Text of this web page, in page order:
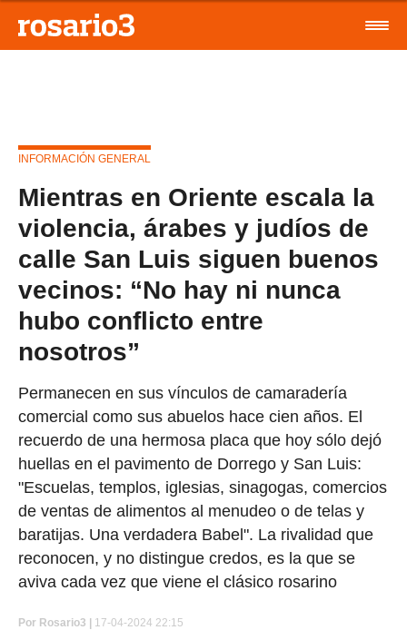
INFORMACIÓN GENERAL
Mientras en Oriente escala la
violencia, árabes y judíos de
calle San Luis siguen buenos
vecinos: “No hay ni nunca
hubo conflicto entre
nosotros”
Permanecen en sus vínculos de camaradería
comercial como sus abuelos hace cien años. El
recuerdo de una hermosa placa que hoy sólo dejó
huellas en el pavimento de Dorrego y San Luis:
"Escuelas, templos, iglesias, sinagogas, comercios
de ventas de alimentos al menudeo o de telas y
baratijas. Una verdadera Babel". La rivalidad que
reconocen, y no distingue credos, es la que se
aviva cada vez que viene el clásico rosarino
Por Rosario3 | 17-04-2024 22:15